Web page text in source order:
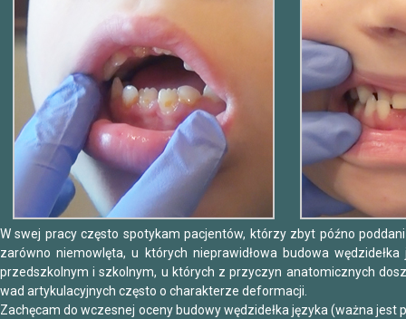
W swej pracy często spotykam pacjentów, którzy zbyt późno
zarówno niemowlęta, u których nieprawidłowa budowa
przedszkolnym i szkolnym, u których z przyczyn anatomicznych
wad artykulacyjnych często o charakterze deformacji.
Zachęcam do wczesnej oceny budowy wędzidełka języka (ważna